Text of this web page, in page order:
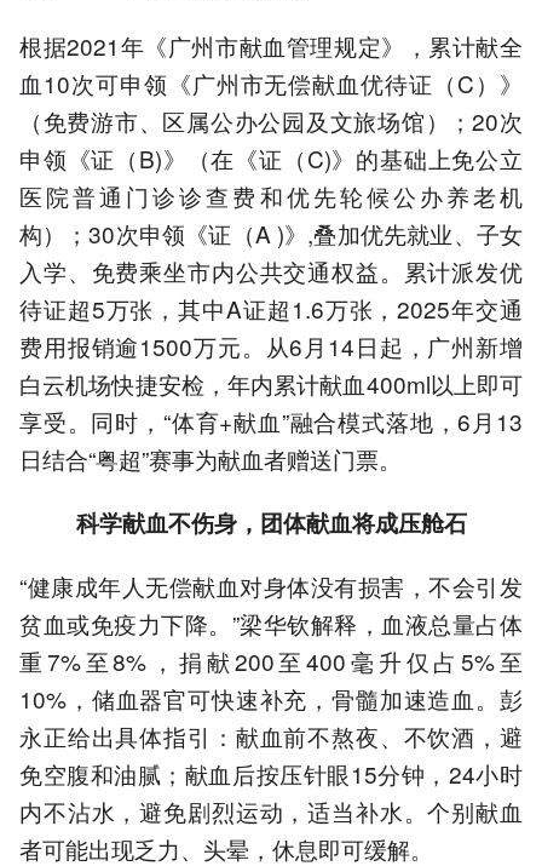
根据2021年《广州市献血管理规定》，累计献全
血10次可申领《广州市无偿献血优待证（C）》
（免费游市、区属公办公园及文旅场馆）；20次
申领《证（B)》（在《证（C)》的基础上免公立
医院普通门诊诊查费和优先轮候公办养老机
构）；30次申领《证（A )》,叠加优先就业、子女
入学、免费乘坐市内公共交通权益。累计派发优
待证超5万张，其中A证超1.6万张，2025年交通
费用报销逾1500万元。从6月14日起，广州新增
白云机场快捷安检，年内累计献血400ml以上即可
享受。同时，“体育+献血”融合模式落地，6月13
日结合“粤超”赛事为献血者赠送门票。
科学献血不伤身，团体献血将成压舱石
“健康成年人无偿献血对身体没有损害，不会引发
贫血或免疫力下降。”梁华钦解释，血液总量占体
重7%至8%，捐献200至400毫升仅占5%至
10%，储血器官可快速补充，骨髓加速造血。彭
永正给出具体指引：献血前不熬夜、不饮酒，避
免空腹和油腻；献血后按压针眼15分钟，24小时
内不沾水，避免剧烈运动，适当补水。个别献血
者可能出现乏力、头晕，休息即可缓解。